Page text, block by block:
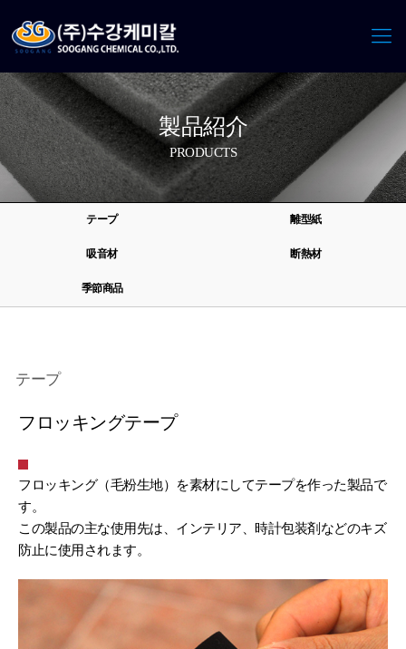
製品紹介
PRODUCTS
テープ 離型紙
吸音材 断熱材
季節商品
テープ
フロッキングテープ
フロッキング（毛粉生地）を素材にしてテープを作った製品で
す。
この製品の主な使用先は、インテリア、時計包装剤などのキズ
防止に使用されます。